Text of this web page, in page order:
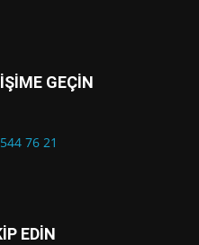
GEÇİN
76 21
EDİN